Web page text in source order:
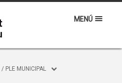
MENÚ
/ PLE MUNICIPAL